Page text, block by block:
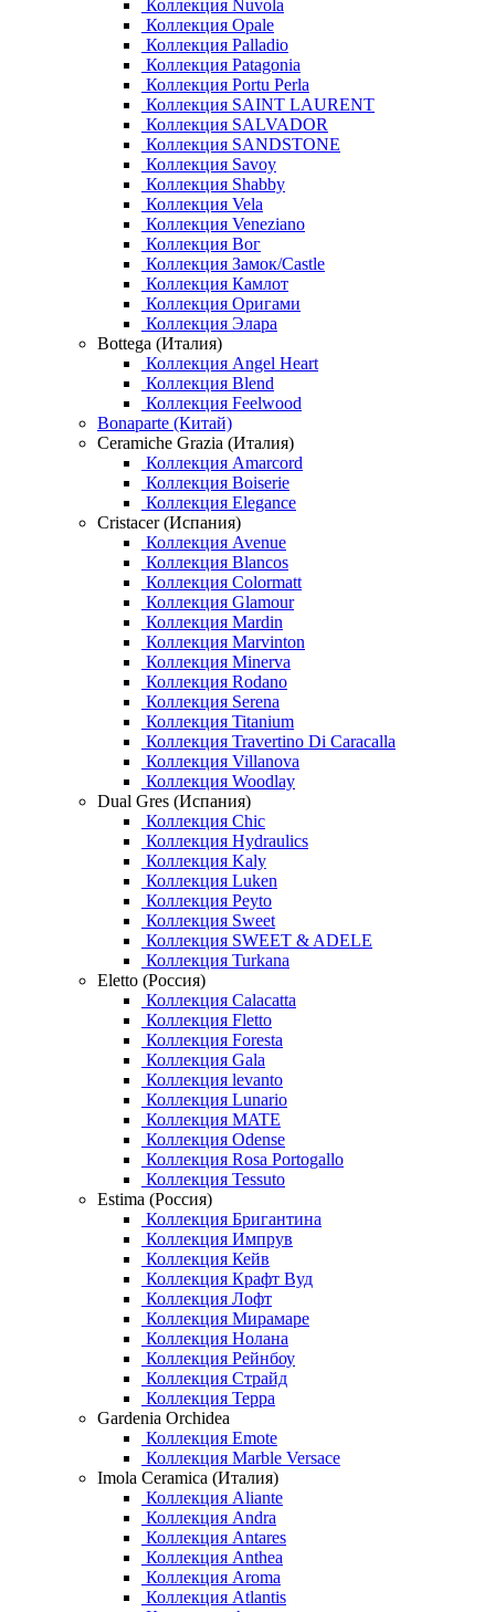
Коллекция Nuvola
Коллекция Opale
Коллекция Palladio
Коллекция Patagonia
Коллекция Portu Perla
Коллекция SAINT LAURENT
Коллекция SALVADOR
Коллекция SANDSTONE
Коллекция Savoy
Коллекция Shabby
Коллекция Vela
Коллекция Veneziano
Коллекция Вог
Коллекция Замок/Castle
Коллекция Камлот
Коллекция Оригами
Коллекция Элара
Bottega (Италия)
Коллекция Angel Heart
Коллекция Blend
Коллекция Feelwood
Bonaparte (Китай)
Ceramiche Grazia (Италия)
Коллекция Amarcord
Коллекция Boiserie
Коллекция Elegance
Cristacer (Испания)
Коллекция Avenue
Коллекция Blancos
Коллекция Colormatt
Коллекция Glamour
Коллекция Mardin
Коллекция Marvinton
Коллекция Minerva
Коллекция Rodano
Коллекция Serena
Коллекция Titanium
Коллекция Travertino Di Caracalla
Коллекция Villanova
Коллекция Woodlay
Dual Gres (Испания)
Коллекция Chic
Коллекция Hydraulics
Коллекция Kaly
Коллекция Luken
Коллекция Peyto
Коллекция Sweet
Коллекция SWEET & ADELE
Коллекция Turkana
Eletto (Россия)
Коллекция Calacatta
Коллекция Fletto
Коллекция Foresta
Коллекция Gala
Коллекция levanto
Коллекция Lunario
Коллекция MATE
Коллекция Odense
Коллекция Rosa Portogallo
Коллекция Tessuto
Estima (Россия)
Коллекция Бригантина
Коллекция Импрув
Коллекция Кейв
Коллекция Крафт Вуд
Коллекция Лофт
Коллекция Мирамаре
Коллекция Нолана
Коллекция Рейнбоу
Коллекция Страйд
Коллекция Терра
Gardenia Orchidea
Коллекция Emote
Коллекция Marble Versace
Imola Ceramica (Италия)
Коллекция Aliante
Коллекция Andra
Коллекция Antares
Коллекция Anthea
Коллекция Aroma
Коллекция Atlantis